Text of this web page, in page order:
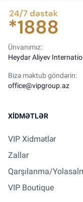
Ünvanımız:
Heydar Aliyev
Bizə məktub göndərin:
office@vipgroup.az
XIDMƏTLƏR
VIP Xidmətlər
Zallar
Qarşılanma/
VIP Boutique